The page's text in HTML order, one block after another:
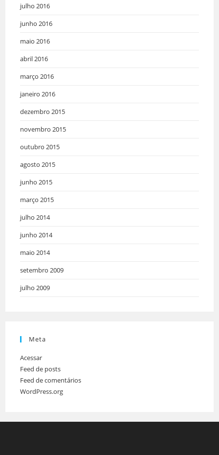
julho 2016
junho 2016
maio 2016
abril 2016
março 2016
janeiro 2016
dezembro 2015
novembro 2015
outubro 2015
agosto 2015
junho 2015
março 2015
julho 2014
junho 2014
maio 2014
setembro 2009
julho 2009
Meta
Acessar
Feed de posts
Feed de comentários
WordPress.org